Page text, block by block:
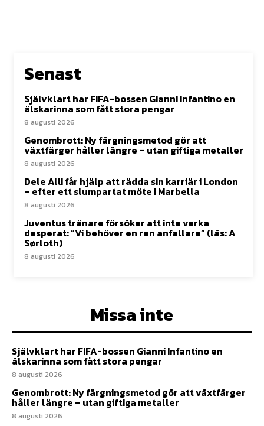
Senast
Självklart har FIFA-bossen Gianni Infantino en
älskarinna som fått stora pengar
8 augusti 2026
Genombrott: Ny färgningsmetod gör att
växtfärger håller längre – utan giftiga metaller
8 augusti 2026
Dele Alli får hjälp att rädda sin karriär i London
– efter ett slumpartat möte i Marbella
8 augusti 2026
Juventus tränare försöker att inte verka
desperat: ”Vi behöver en ren anfallare” (läs: A
Sørloth)
8 augusti 2026
Missa inte
Självklart har FIFA-bossen Gianni Infantino en
älskarinna som fått stora pengar
8 augusti 2026
Genombrott: Ny färgningsmetod gör att växtfärger
håller längre – utan giftiga metaller
8 augusti 2026